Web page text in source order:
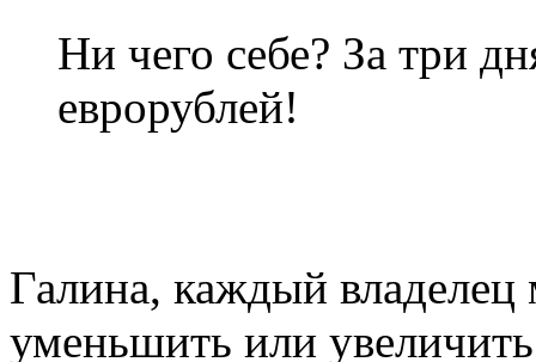
Ни чего себе? За три
еврорублей!
Галина, каждый
уменьшить или